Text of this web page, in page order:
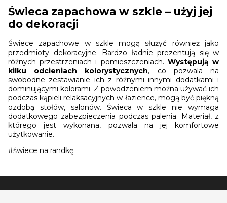
Świeca zapachowa w szkle – użyj jej
do dekoracji
Świece zapachowe w szkle mogą służyć również jako
przedmioty dekoracyjne. Bardzo ładnie prezentują się w
różnych przestrzeniach i pomieszczeniach. Występują w
kilku odcieniach kolorystycznych, co pozwala na
swobodne zestawianie ich z różnymi innymi dodatkami i
dominującymi kolorami. Z powodzeniem można używać ich
podczas kąpieli relaksacyjnych w łazience, mogą być piękną
ozdobą stołów, salonów. Świeca w szkle nie wymaga
dodatkowego zabezpieczenia podczas palenia. Materiał, z
którego jest wykonana, pozwala na jej komfortowe
użytkowanie.
#świece na randkę